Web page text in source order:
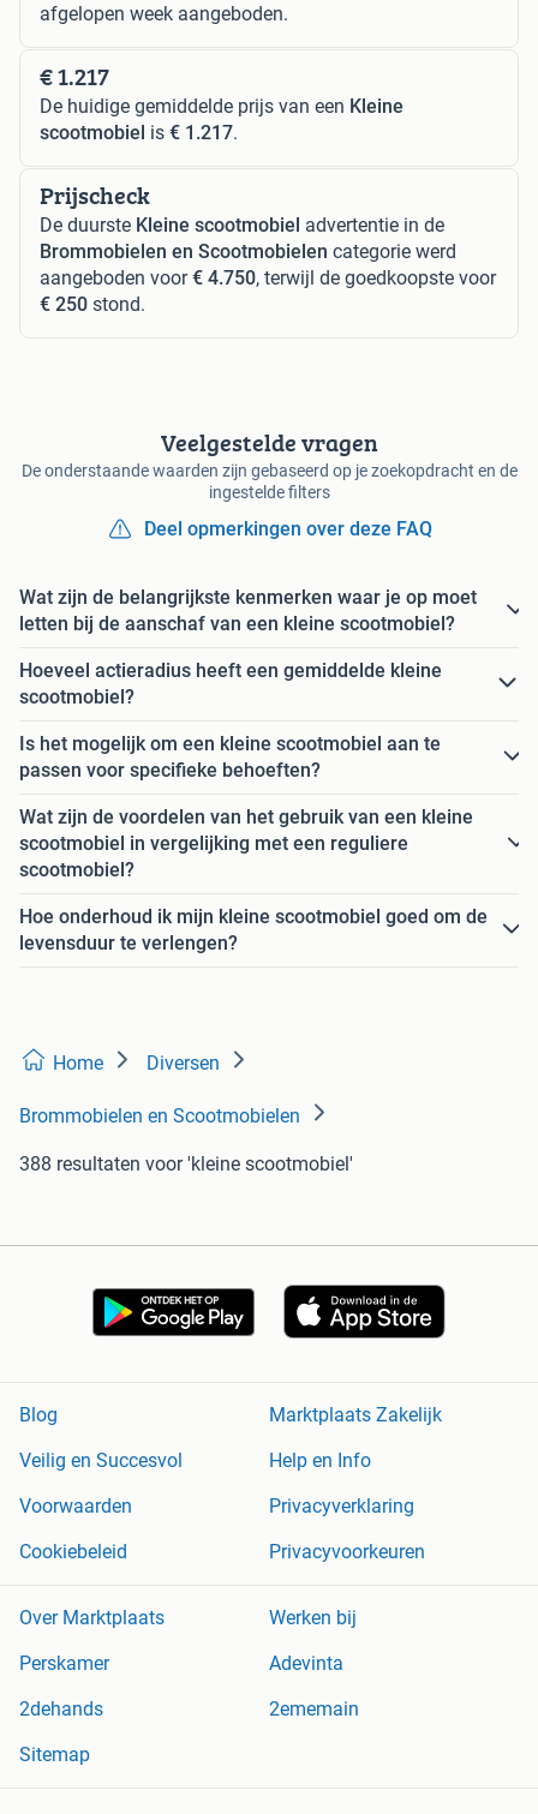
afgelopen week aangeboden.
€ 1.217
De huidige gemiddelde prijs van een Kleine
scootmobiel is € 1.217.
Prijscheck
De duurste Kleine scootmobiel advertentie in de
Brommobielen en Scootmobielen categorie werd
aangeboden voor€ 4.750, terwijl de goedkoopste voor
€ 250 stond.
Veelgestelde vragen
De onderstaande waarden zijn gebaseerd op je zoekopdracht en de
ingestelde filters
Deel opmerkingen over deze FAQ
Wat zijn de belangrijkste kenmerken waar je op moet
letten bij de aanschaf van een kleine scootmobiel?
Hoeveel actieradius heeft een gemiddelde kleine
scootmobiel?
Is het mogelijk om een kleine scootmobiel aan te
passen voor specifieke behoeften?
Wat zijn de voordelen van het gebruik van een kleine
scootmobiel in vergelijking met een reguliere
scootmobiel?
Hoe onderhoud ik mijn kleine scootmobiel goed om de
levensduur te verlengen?
Home Diversen
Brommobielen en Scootmobielen
388 resultaten voor 'kleine scootmobiel'
Blog
Marktplaats Zakelijk
Veilig en Succesvol
Help en Info
Voorwaarden
Privacyverklaring
Cookiebeleid
Privacyvoorkeuren
Over Marktplaats
Werken bij
Perskamer
Adevinta
2dehands
2ememain
Sitemap